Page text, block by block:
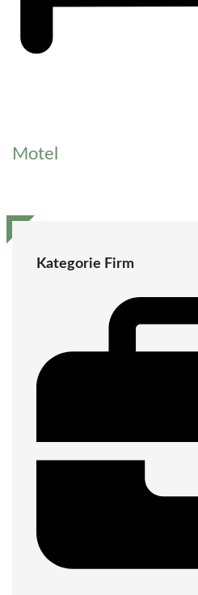
Motel
Kategorie Firm